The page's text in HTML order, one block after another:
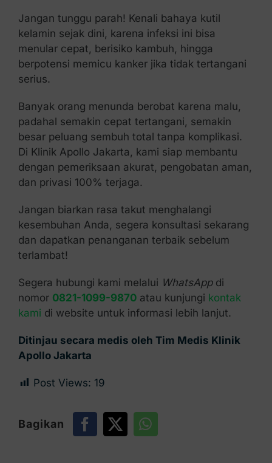
Jangan tunggu parah! Kenali bahaya kutil
kelamin sejak dini, karena infeksi ini bisa
menular cepat, berisiko kambuh, hingga
berpotensi memicu kanker jika tidak tertangani
serius.
Banyak orang menunda berobat karena malu,
padahal semakin cepat tertangani, semakin
besar peluang sembuh total tanpa komplikasi.
Di Klinik Apollo Jakarta, kami siap membantu
dengan pemeriksaan akurat, pengobatan aman,
dan privasi 100% terjaga.
Jangan biarkan rasa takut menghalangi
kesembuhan Anda, segera konsultasi sekarang
dan dapatkan penanganan terbaik sebelum
terlambat!
Segera hubungi kami melalui WhatsAppdi
nomor 0821-1099-9870atau kunjungi kontak
kami di website untuk informasi lebih lanjut.
Ditinjau secara medis oleh Tim Medis Klinik
Apollo Jakarta
Post Views: 19
Bagikan